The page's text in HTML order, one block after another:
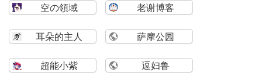
空の領域 老谢博客
耳朵的主人 萨摩公园
超能小紫 逗妇鲁